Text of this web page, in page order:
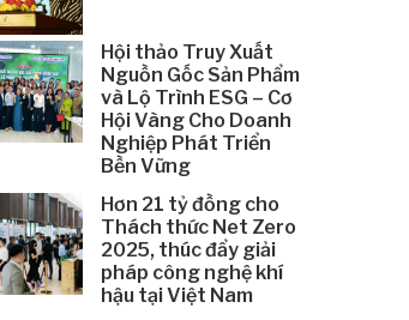
Hội thảo Truy Xuất
Nguồn Gốc Sản Phẩm
và Lộ Trình ESG – Cơ
Hội Vàng Cho Doanh
Nghiệp Phát Triển
Bền Vững
Hơn 21 tỷ đồng cho
Thách thức Net Zero
2025, thúc đẩy giải
pháp công nghệ khí
hậu tại Việt Nam